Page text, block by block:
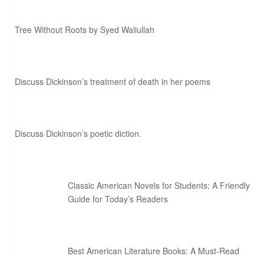
Tree Without Roots by Syed Waliullah
Discuss Dickinson’s treatment of death in her poems
Discuss Dickinson’s poetic diction.
Classic American Novels for Students: A Friendly
Guide for Today’s Readers
Best American Literature Books: A Must-Read